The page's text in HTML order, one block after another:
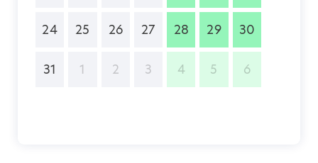
24 25 26 27 28 29 30
31 1 2 3 4 5 6